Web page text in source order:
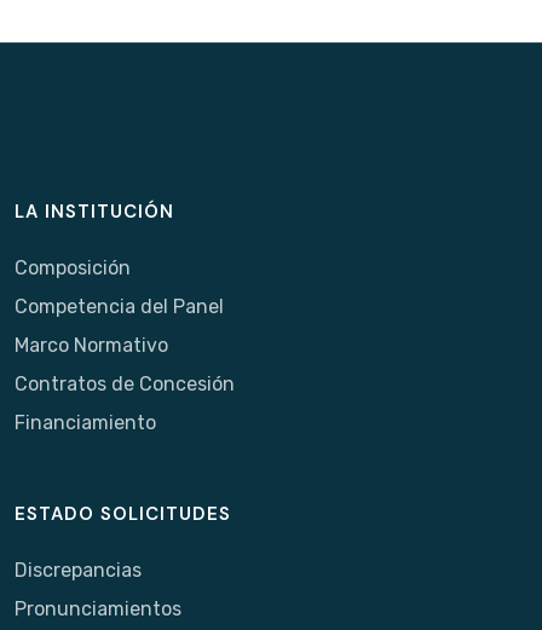
LA INSTITUCIÓN
Composición
Competencia del Panel
Marco Normativo
Contratos de Concesión
Financiamiento
ESTADO SOLICITUDES
Discrepancias
Pronunciamientos